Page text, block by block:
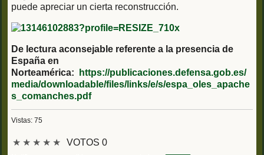
puede apreciar un cierta reconstrucción.
De lectura aconsejable referente a la presencia de
España en
Norteamérica:
https://publicaciones.defensa.gob.es/
media/downloadable/files/links/e/s/espa_oles_apache
s_comanches.pdf
Vistas: 75
★ ★ ★ ★ ★ VOTOS 0